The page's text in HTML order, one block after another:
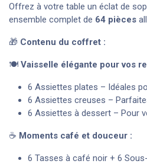
Offrez à votre table un éclat de
ensemble complet de 64 pièces
🎁 Contenu du coffret :
🍽️ Vaisselle élégante pour vos
6 Assiettes plates – Idéales
6 Assiettes creuses –
6 Assiettes à dessert – Pour
☕ Moments café et douceur :
6 Tasses à café noir + 6